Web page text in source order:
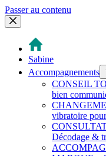
Passer au contenu
Sabine
Accompagnements
CONSEIL
bien
vibratoire
Décodage &